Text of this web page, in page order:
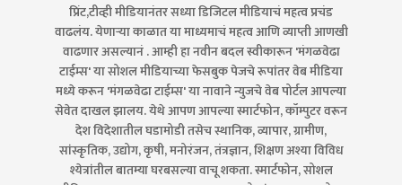
प्रिंट,टीव्ही मीडियानंतर सध्या डिजिटल मीडियाचं महत्व प्रचंड
वाढलंय. येणाऱ्या काळात या माध्यमाचं महत्व आणि व्याप्ती आणखी
वाढणार असल्यानं . आम्ही हा नवीन बदल स्वीकारून 'मंगळवेढा
टाईम्स' या सोशल मीडियाच्या फेसबुक पेजचे रूपांतर वेब मीडिया
मध्ये करून 'मंगळवेढा टाईम्स' या नावाने न्युजचे वेब पोर्टल आपल्या
सेवेत दाखल झालय. येथे आपण आपल्या स्मार्टफोन, कॉम्पुटर वरून
देश विदेशातील घडामोडी तसेच स्थानिक, व्यापार, ग्रामीण,
सांस्कृतिक, उद्योग, कृषी, मनोरंजन, तंत्रज्ञान, शिक्षण अश्या विविध
श्येत्रांतील बातम्या घरबसल्या वाचू शकता. स्मार्टफोन, सोशल